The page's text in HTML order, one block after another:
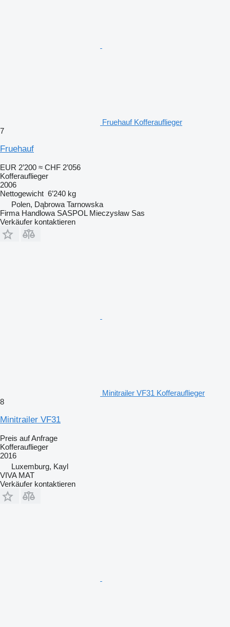
Fruehauf Kofferauflieger
7
Fruehauf
EUR 2’200 ≈ CHF 2’056
Kofferauflieger
2006
Nettogewicht 6’240 kg
Polen, Dąbrowa Tarnowska
Firma Handlowa SASPOL Mieczysław Sas
Verkäufer kontaktieren
Minitrailer VF31 Kofferauflieger
8
Minitrailer VF31
Preis auf Anfrage
Kofferauflieger
2016
Luxemburg, Kayl
VIVA MAT
Verkäufer kontaktieren